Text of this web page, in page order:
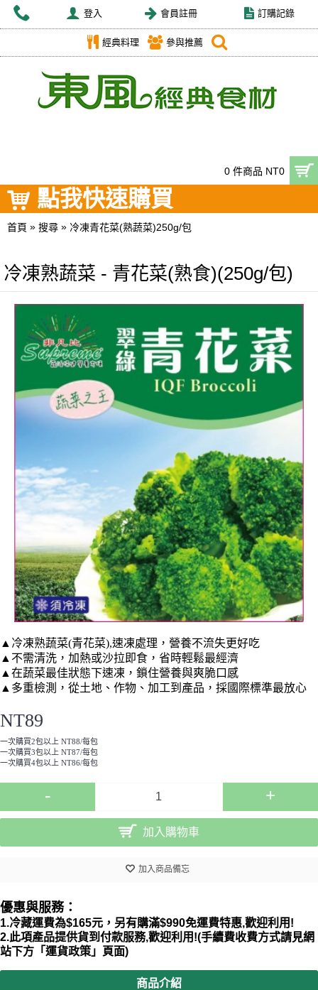
登入 會員註冊 訂購記錄
經典料理 參與推薦
0 件商品 NT0
點我快速購買
首頁 » 搜尋 » 冷凍青花菜(熟蔬菜)250g/包
冷凍熟蔬菜 - 青花菜(熟食)(250g/包)
▲ 冷凍熟蔬菜(青花菜),速凍處理，營養不流失更好吃
▲不需清洗，加熱或沙拉即食，省時輕鬆最經濟
▲在蔬菜最佳狀態下速凍，鎖住營養與爽脆口感
▲多重檢測，從土地、作物、加工到產品，採國際標準最放心
NT89
一次購買2包以上 NT88/每包
一次購買3包以上 NT87/每包
一次購買4包以上 NT86/每包
- +
加入購物車
加入商品備忘
優惠與服務：
1.冷藏運費為$165元，另有購滿$990免運費特惠,歡迎利用 !
2.此項產品提供貨到付款服務,歡迎利用!(手續費收費方式請見網
站下方「運貨政策」頁面)
商品介紹